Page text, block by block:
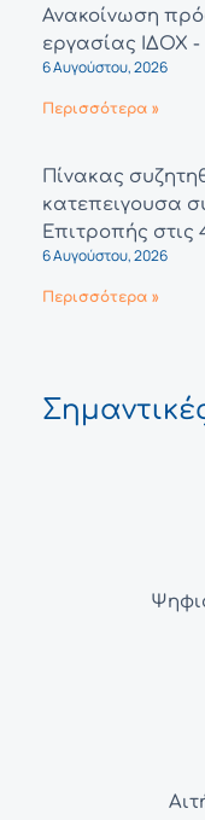
Ανακοίνωση
εργασίας ΙΔΟΧ
6 Αυγούστου, 2026
Περισσότερα »
Πίνακας
κατεπειγουσα
Επιτροπής στις
6 Αυγούστου, 2026
Περισσότερα »